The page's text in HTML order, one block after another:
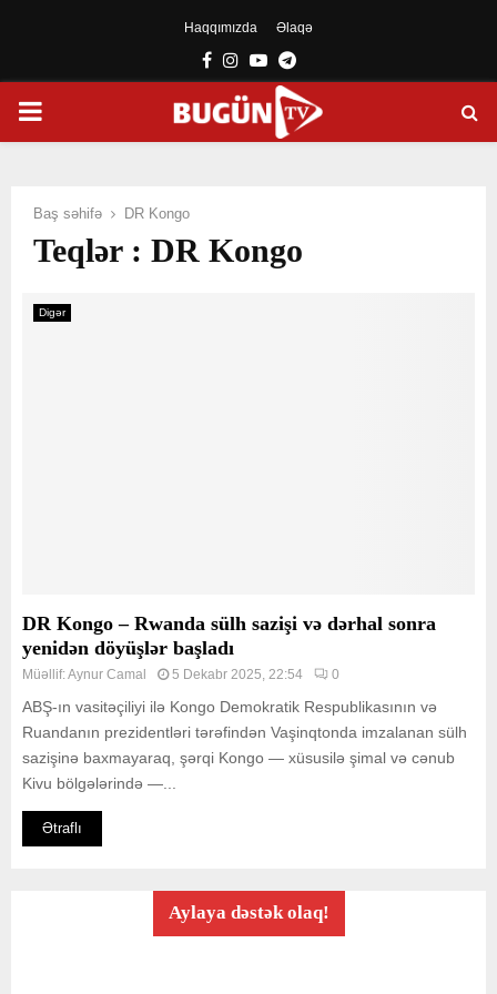
Haqqımızda Əlaqə
Facebook
Instagram
YoutubeTelegram
PRIMARY
Baş səhifə DR Kongo
Teqlər : DR Kongo
Digər
DR Kongo – Rwanda sülh sazişi və dərhal sonra
yenidən döyüşlər başladı
Müəllif:Aynur Camal 5 Dekabr 2025, 22:54 0
ABŞ-ın vasitəçiliyi ilə Kongo Demokratik Respublikasının və
Ruandanın prezidentləri tərəfindən Vaşinqtonda imzalanan sülh
sazişinə baxmayaraq, şərqi Kongo — xüsusilə şimal və cənub
Kivu bölgələrində —...
Ətraflı
Aylaya dəstək olaq!